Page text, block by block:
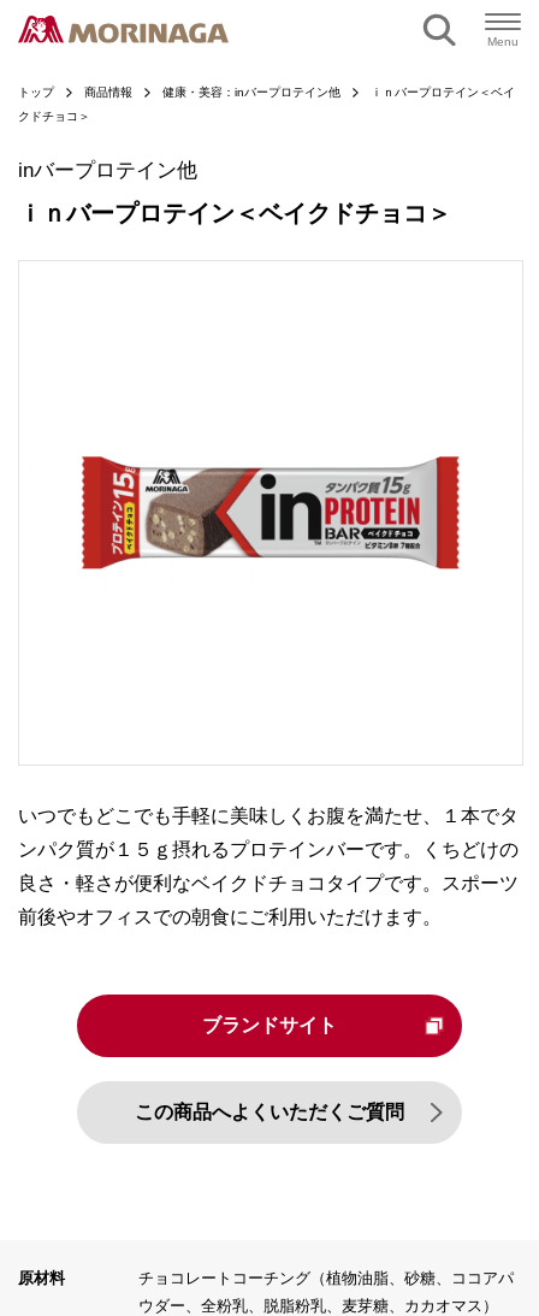
Menu
トップ 商品情報 健康・美容：inバープロテイン他
ｉｎバープロテイン＜ベイ
クドチョコ＞
inバープロテイン他
ｉｎバープロテイン＜ベイクドチョコ＞
いつでもどこでも手軽に美味しくお腹を満たせ、１本でタ
ンパク質が１５ｇ摂れるプロテインバーです。くちどけの
良さ・軽さが便利なベイクドチョコタイプです。スポーツ
前後やオフィスでの朝食にご利用いただけます。
ブランドサイト
この商品へよくいただくご質問
原材料
チョコレートコーチング（植物油脂、砂糖、ココアパ
ウダー、全粉乳、脱脂粉乳、麦芽糖、カカオマス）